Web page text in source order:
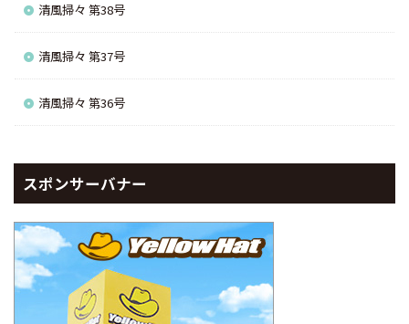
清風掃々 第38号
清風掃々 第37号
清風掃々 第36号
スポンサーバナー